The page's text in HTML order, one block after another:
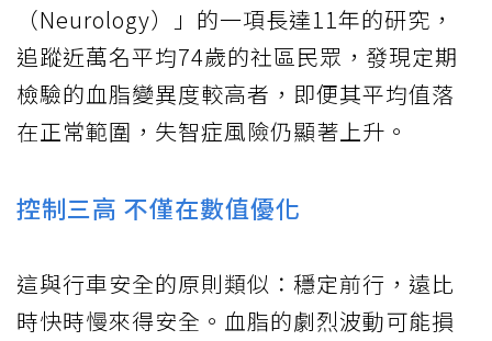
（Neurology）」的一項長達11年的研究，
追蹤近萬名平均74歲的社區民眾，發現定期
檢驗的血脂變異度較高者，即便其平均值落
在正常範圍，失智症風險仍顯著上升。
控制三高 不僅在數值優化
這與行車安全的原則類似：穩定前行，遠比
時快時慢來得安全。血脂的劇烈波動可能損